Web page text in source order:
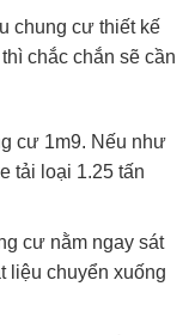
chung cư thiết kế
chắc chắn sẽ cần
cư 1m9. Nếu như
tải loại 1.25 tấn
cư nằm ngay sát
liệu chuyển xuống